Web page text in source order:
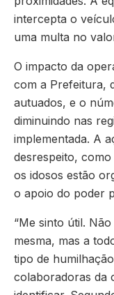
intercepta o
uma multa no
O impacto da
com a Prefeitura,
autuados, e o
diminuindo nas
implementada. A
desrespeito,
os idosos estão
o apoio do poder
“Me sinto útil.
mesma, mas a
tipo de
colaboradoras da